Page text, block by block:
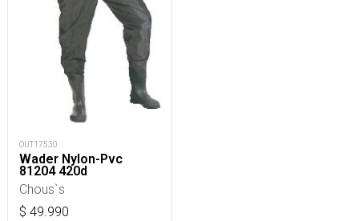
OUT17530
Wader Nylon-Pvc
81204 420d
Chous`s
$ 49.990